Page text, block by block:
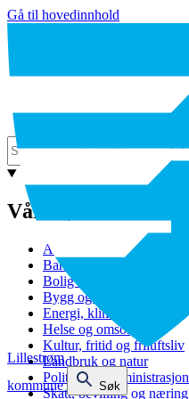
Gå til hovedinnhold
Lillestrøm
kommune
Søk
Våre tjenester
Avfall og gjenvinning
Barnehage
Bolig og sosiale tjenester
Bygg og eiendom
Energi, klima og miljø
Helse og omsorg
Kultur, fritid og friluftsliv
Landbruk og natur
Politikk og administrasjon
Skatt, bevilling og næring